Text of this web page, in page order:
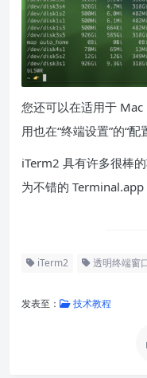
您还可以在适用于 Mac
用也在“终端设置”的“配
iTerm2 具有许多很棒
为不错的 Terminal.app
iTerm2 透明终端窗
发表至： 技术教程